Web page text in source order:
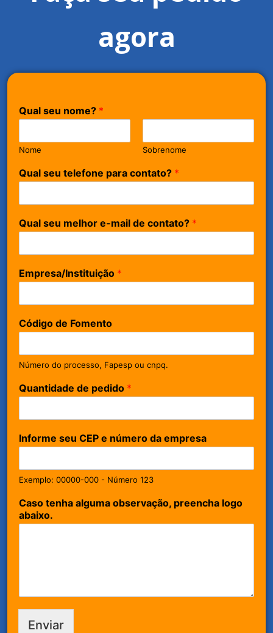
agora
Qual seu nome? *
Nome Sobrenome
Qual seu telefone para contato? *
Qual seu melhor e-mail de contato? *
Empresa/Instituição *
Código de Fomento
Número do processo, Fapesp ou cnpq.
Quantidade de pedido *
Informe seu CEP e número da empresa
Exemplo: 00000-000 - Número 123
Caso tenha alguma observação, preencha logo
abaixo.
Enviar